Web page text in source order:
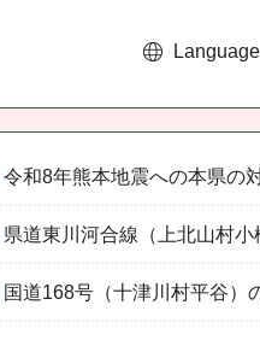
Language
令和8年熊本地震への本県の
県道東川河合線（上北山村
国道168号（十津川村平谷）